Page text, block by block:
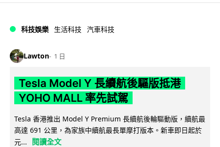
科技娛樂 生活科技 汽車科技
Lawton 1 日
Tesla Model Y 長續航後驅版抵港
YOHO MALL 率先試駕
Tesla 香港推出 Model Y Premium 長續航後輪驅動版，續航最
高達 691 公里，為家族中續航最長單摩打版本。新車即日起於
元...
閱讀全文